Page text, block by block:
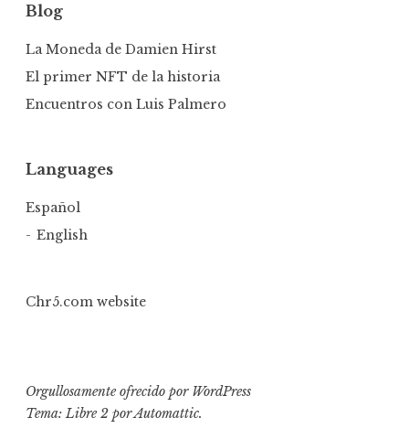
Blog
La Moneda de Damien Hirst
El primer NFT de la historia
Encuentros con Luis Palmero
Languages
Español
English
Chr5.com website
Orgullosamente ofrecido por WordPress
Tema: Libre 2 porAutomattic.